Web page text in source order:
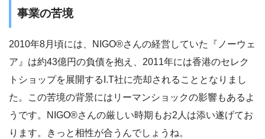
事業の苦境
2010年8月頃には、NIGO®さんの経営していた『ノーウェ
ア』は約43億円の負債を抱え、2011年には香港のセレク
トショップを展開するI.T社に売却されることとなりまし
た。この苦境の背景にはリーマンショックの影響もあるよ
うです。NIGO®さんの厳しい時期もお2人は添い遂げてお
ります。きっと相性が合うんでしょうね。